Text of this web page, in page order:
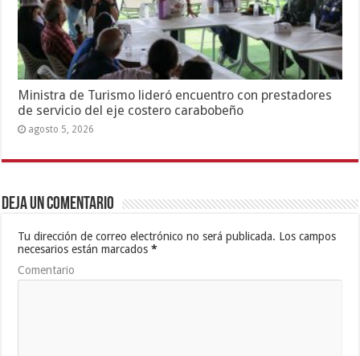
Ministra de Turismo lideró encuentro con prestadores
de servicio del eje costero carabobeño
agosto 5, 2026
Deja un comentario
Tu dirección de correo electrónico no será publicada. Los campos
necesarios están marcados*
Comentario